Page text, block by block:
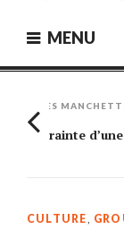
MENU
LES
Crainte
CULTURE,